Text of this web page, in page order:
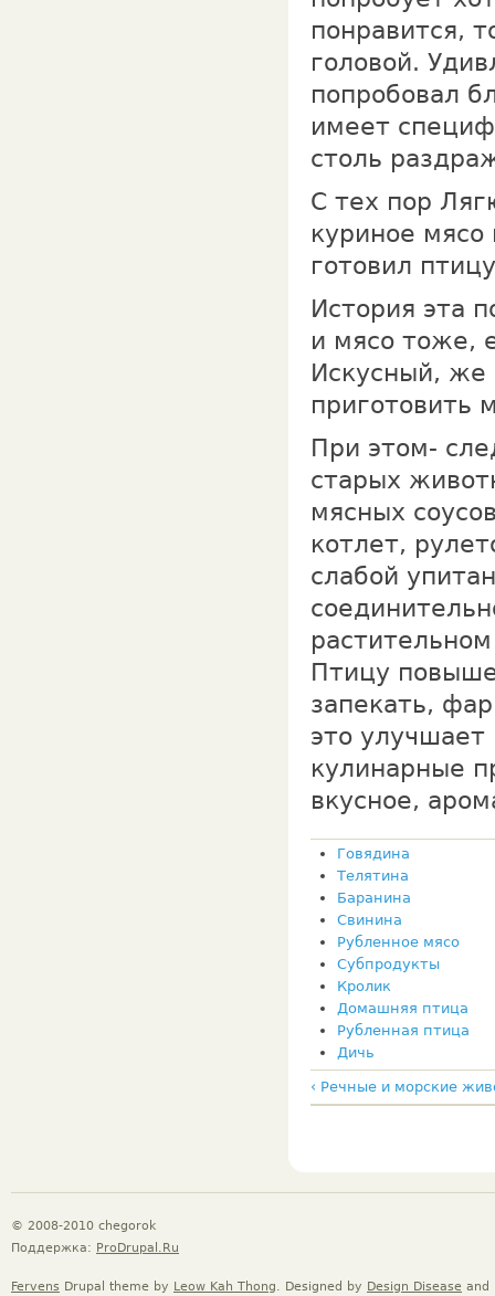
понравится,
головой.
попробовал
имеет
столь
С тех пор
куриное
готовил
История эта
и мясо тоже,
Искусный, же
приготовить
При этом-
старых
мясных
котлет,
слабой
Птицу
запекать,
это
кулинарные
вкусное,
Говядина
Телятина
Баранина
Свинина
Рубленное мясо
Субпродукты
Кролик
Домашняя птица
Рубленная птица
Дичь
‹ Речные и морские
© 2008-2010 chegorok
Поддержка: ProDrupal.Ru
Fervens Drupal theme by Leow Kah Thong. Designed by Design Disease and